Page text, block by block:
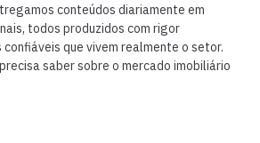
conteúdos diariamente em
todos produzidos com rigor
que vivem realmente o setor.
saber sobre o mercado imobiliário